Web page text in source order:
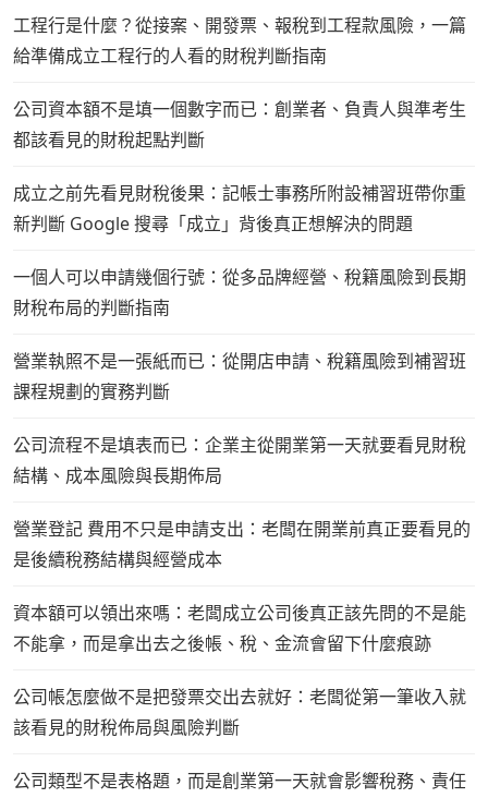
工程行是什麼？從接案、開發票、報稅到工程款風險，一篇
給準備成立工程行的人看的財稅判斷指南
公司資本額不是填一個數字而已：創業者、負責人與準考生
都該看見的財稅起點判斷
成立之前先看見財稅後果：記帳士事務所附設補習班帶你重
新判斷 Google 搜尋「成立」背後真正想解決的問題
一個人可以申請幾個行號：從多品牌經營、稅籍風險到長期
財稅布局的判斷指南
營業執照不是一張紙而已：從開店申請、稅籍風險到補習班
課程規劃的實務判斷
公司流程不是填表而已：企業主從開業第一天就要看見財稅
結構、成本風險與長期佈局
營業登記 費用不只是申請支出：老闆在開業前真正要看見的
是後續稅務結構與經營成本
資本額可以領出來嗎：老闆成立公司後真正該先問的不是能
不能拿，而是拿出去之後帳、稅、金流會留下什麼痕跡
公司帳怎麼做不是把發票交出去就好：老闆從第一筆收入就
該看見的財稅佈局與風險判斷
公司類型不是表格題，而是創業第一天就會影響稅務、責任